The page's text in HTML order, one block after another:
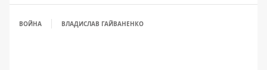
ВОЙНА ВЛАДИСЛАВ ГАЙВАНЕНКО